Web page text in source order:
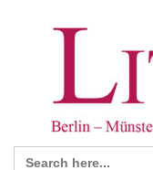
Search
for: